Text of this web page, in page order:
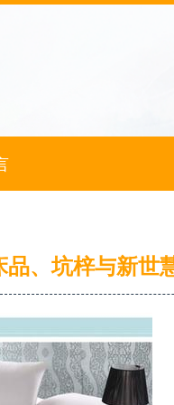
、坑梓与新世